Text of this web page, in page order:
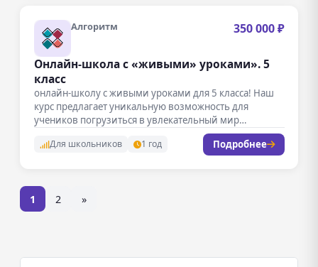
Алгоритм 350 000 ₽
Онлайн-школа с «живыми» уроками». 5
класс
онлайн-школу с живыми уроками для 5 класса! Наш
курс предлагает уникальную возможность для
учеников погрузиться в увлекательный мир…
Для школьников 1 год Подробнее
1 2 »